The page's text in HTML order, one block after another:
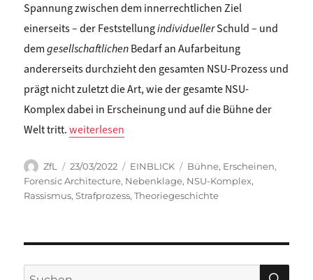
Spannung zwischen dem innerrechtlichen Ziel
einerseits – der FeststellungindividuellerSchuld – und
demgesellschaftlichenBedarf an Aufarbeitung
andererseits durchzieht den gesamten NSU-Prozess und
prägt nicht zuletzt die Art, wie der gesamte NSU-
Komplex dabei in Erscheinung und auf die Bühne der
Welt tritt.„Katrin Trüstedt: PROZESS DES ERSCHEINENS.
weiterlesen
Autor
ZfL
Veröffentlicht
am
23/03/2022 Kategorien
EINBLICK Schlagwörter
Bühne, Erscheinen,
Forensic Architecture, Nebenklage, NSU-Komplex,
Rassismus,Strafprozess,Theoriegeschichte
Suchen